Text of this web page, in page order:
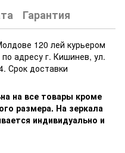
Гарантия
120 лей курьером
адресу г. Кишинев, ул.
Срок доставки
на все товары кроме
размера. На зеркала
индивидуально и